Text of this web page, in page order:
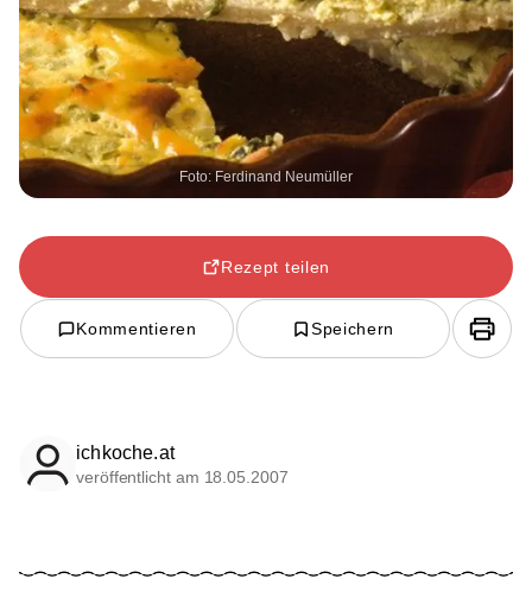
Foto: Ferdinand Neumüller
Rezept teilen
Kommentieren Speichern
ichkoche.at
veröffentlicht am 18.05.2007